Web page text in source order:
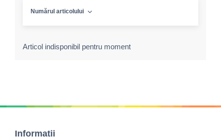
Numărul articolului
Articol indisponibil pentru moment
Informații